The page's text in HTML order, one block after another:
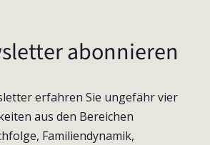
abonnieren
erfahren Sie ungefähr vier
aus den Bereichen
Familiendynamik,